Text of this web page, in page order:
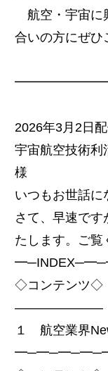
航空・宇宙に
合いの方に
2026年3月2日
宇宙航空技術
様
いつもお世話に
さて、早速で
たします。ご覧
◇コンテンツ◇
———————
１ 航空業界